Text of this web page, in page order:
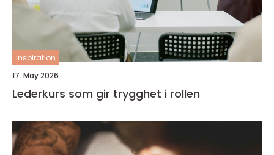
inspiration
17. May 2026
Lederkurs som gir trygghet i rollen